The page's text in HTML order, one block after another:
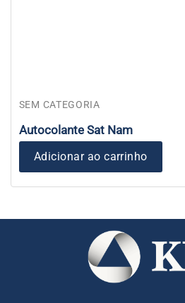
SEM CATEGORIA
Autocolante Sat Nam
Adicionar ao carrinho